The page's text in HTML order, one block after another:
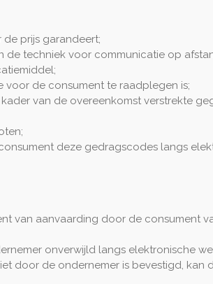
prijs garandeert;
de techniek voor communicatie op
de consument te raadplegen is;
van de overeenkomst verstrekte
deze gedragscodes langs
van aanvaarding door de consument
onverwijld langs elektronische
door de ondernemer is bevestigd, kan